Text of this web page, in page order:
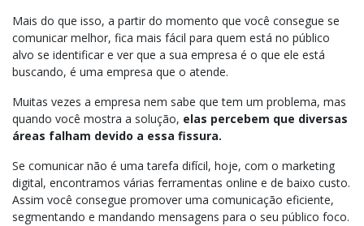
Mais do que isso, a partir do momento que você consegue se
comunicar melhor, fica mais fácil para quem está no público
alvo se identificar e ver que a sua empresa é o que ele está
buscando, é uma empresa que o atende.
Muitas vezes a empresa nem sabe que tem um problema, mas
quando você mostra a solução, elas percebem que diversas
áreas falham devido a essa fissura.
Se comunicar não é uma tarefa difícil, hoje, com o marketing
digital, encontramos várias ferramentas online e de baixo custo.
Assim você consegue promover uma comunicação eficiente,
segmentando e mandando mensagens para o seu público foco.